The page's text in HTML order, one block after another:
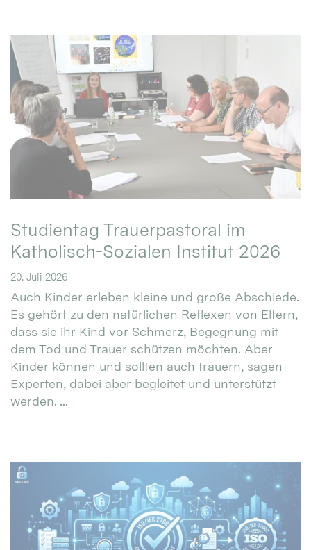
Studientag Trauerpastoral im
Katholisch-Sozialen Institut 2026
20. Juli 2026
Auch Kinder erleben kleine und große Abschiede.
Es gehört zu den natürlichen Reflexen von Eltern,
dass sie ihr Kind vor Schmerz, Begegnung mit
dem Tod und Trauer schützen möchten. Aber
Kinder können und sollten auch trauern, sagen
Experten, dabei aber begleitet und unterstützt
werden. ...